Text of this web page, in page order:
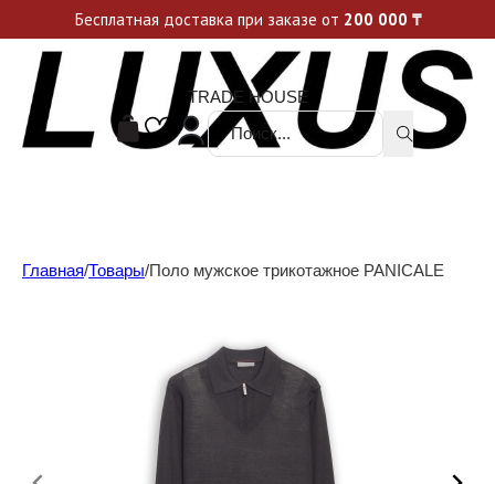
Уникальные акции и спецпредложения каждую неделю, не пропусти свой шанс
TRADE HOUSE
Поиск ...
Главная/Товары/Поло мужское трикотажное PANICALE
Бесплатная доставка при заказе от 200 000 ₸